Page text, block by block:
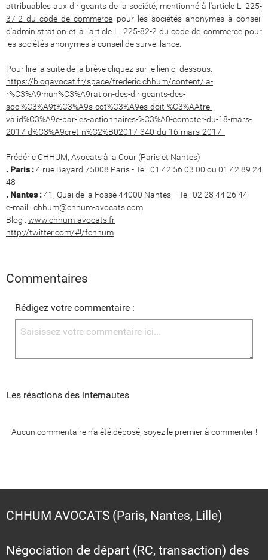
attribuables aux dirigeants de la société, mentionné à l'article L. 225-
37-2 du code de commerce pour les sociétés anonymes à conseil
d'administration et à l'article L. 225-82-2 du code de commercepour
les sociétés anonymes à conseil de surveillance.
Pour lire la suite de la brève cliquez sur le lien ci-dessous.
https://blogavocat.fr/space/frederic.chhum/content/la-
r%C3%A9mun%C3%A9ration-des-dirigeants-des-
soci%C3%A9t%C3%A9s-cot%C3%A9es-doit-%C3%AAtre-
valid%C3%A9e-par-les-actionnaires-%C3%A0-compter-du-18-mars-
2017-d%C3%A9cret-n%C2%B02017-340-du-16-mars-2017_
Frédéric CHHUM, Avocats à la Cour (Paris et Nantes)
. Paris :4 rue Bayard 75008 Paris - Tel: 01 42 56 03 00 ou 01 42 89 24
48
. Nantes :41, Quai de la Fosse 44000 Nantes - Tel: 02 28 44 26 44
e-mail : chhum@chhum-avocats.com
Blog : www.chhum-avocats.fr
http://twitter.com/#!/fchhum
Commentaires
Rédigez votre commentaire :
Les réactions des internautes
Aucun commentaire n'a été déposé, soyez le premier à commenter !
CHHUM AVOCATS (Paris, Nantes, Lille)
Négociation de départ (RC, transaction) des